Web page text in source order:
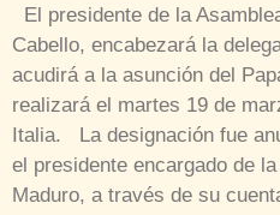
El presidente de la
Cabello, encabezará la
acudirá a la asunción del
realizará el martes 19 de
Italia. La designación fue
el presidente encargado de
Maduro, a través de su